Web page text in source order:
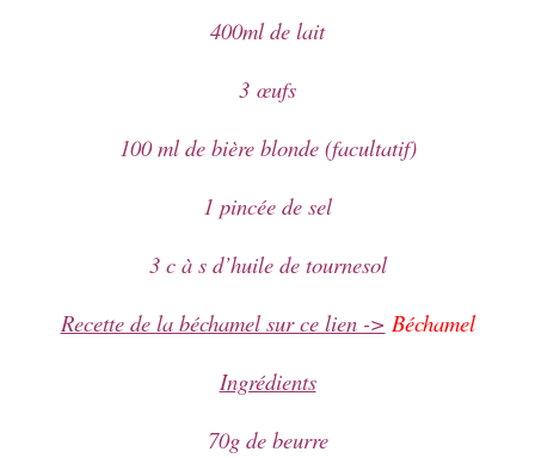
400ml de lait
3 œufs
100 ml de bière blonde (facultatif)
1 pincée de sel
3 c à s d’huile de tournesol
Recette de la béchamel sur ce lien -> Béchamel
Ingrédients
70g de beurre